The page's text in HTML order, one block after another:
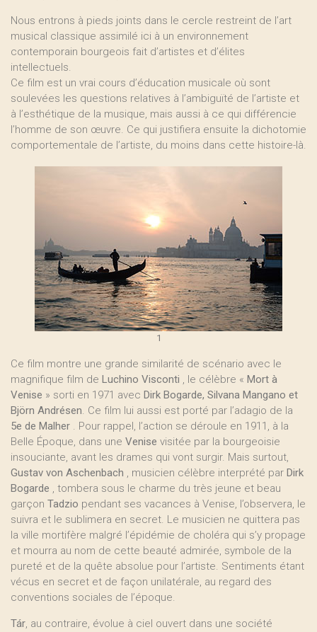
Nous entrons à pieds joints dans le cercle restreint de l’art
musical classique assimilé ici à un environnement
contemporain bourgeois fait d’artistes et d’élites
intellectuels.
Ce film est un vrai cours d’éducation musicale où sont
soulevées les questions relatives à l’ambiguïté de l’artiste et
à l’esthétique de la musique, mais aussi à ce qui différencie
l’homme de son œuvre. Ce qui justifiera ensuite la dichotomie
comportementale de l’artiste, du moins dans cette histoire-là.
1
Ce film montre une grande similarité de scénario avec le
magnifique film de Luchino Visconti , le célèbre « Mort à
Venise » sorti en 1971 avec Dirk Bogarde, Silvana Mangano et
Björn Andrésen. Ce film lui aussi est porté par l’adagio de la
5e de Malher . Pour rappel, l’action se déroule en 1911, à la
Belle Époque, dans une Venise visitée par la bourgeoisie
insouciante, avant les drames qui vont surgir. Mais surtout,
Gustav von Aschenbach , musicien célèbre interprété par Dirk
Bogarde , tombera sous le charme du très jeune et beau
garçon Tadzio pendant ses vacances à Venise, l’observera, le
suivra et le sublimera en secret. Le musicien ne quittera pas
la ville mortifère malgré l’épidémie de choléra qui s’y propage
et mourra au nom de cette beauté admirée, symbole de la
pureté et de la quête absolue pour l’artiste. Sentiments étant
vécus en secret et de façon unilatérale, au regard des
conventions sociales de l’époque.
Tár, au contraire, évolue à ciel ouvert dans une société